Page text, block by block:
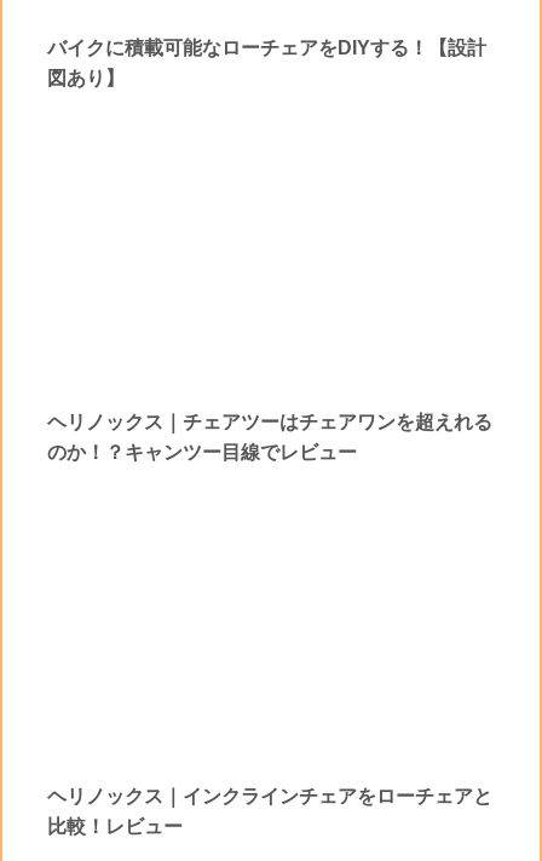
バイクに積載可能なローチェアをDIYする！【設計
図あり】
ヘリノックス｜チェアツーはチェアワンを超えれる
のか！？キャンツー目線でレビュー
ヘリノックス｜インクラインチェアをローチェアと
比較！レビュー